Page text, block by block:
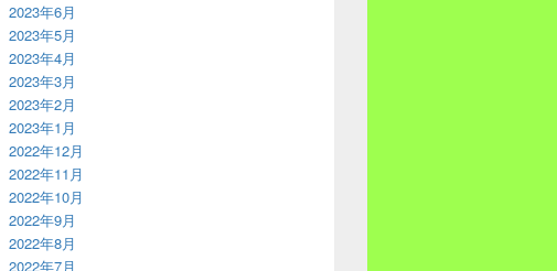
2023年6月
2023年5月
2023年4月
2023年3月
2023年2月
2023年1月
2022年12月
2022年11月
2022年10月
2022年9月
2022年8月
2022年7月